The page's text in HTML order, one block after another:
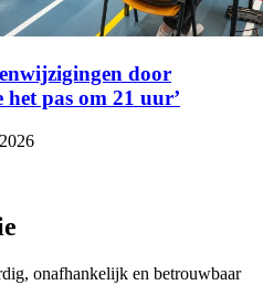
door
pas om 21 uur’
onafhankelijk en betrouwbaar